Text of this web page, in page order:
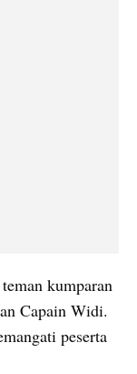
teman kumparan
Capain Widi.
peserta